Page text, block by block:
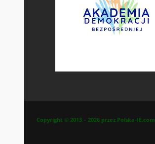
Copyright © 2013 – 2026 przez Polska-IE.com